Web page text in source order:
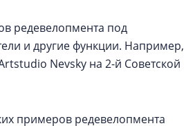
редевелопмента под
и другие функции. Например,
Nevsky на 2-й Советской
примеров редевелопмента